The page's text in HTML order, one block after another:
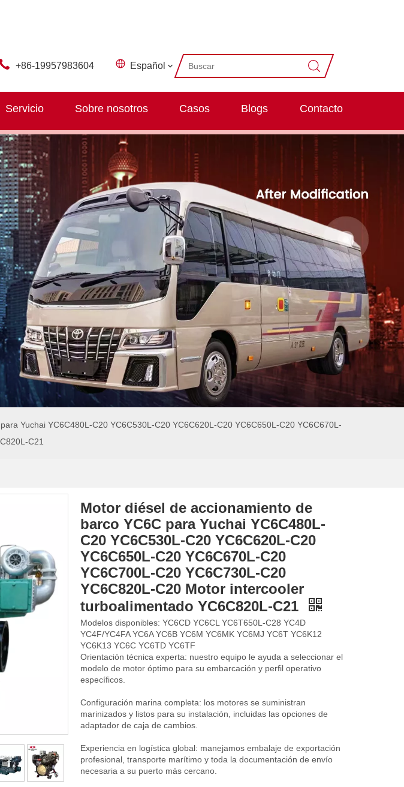
+86-19957983604 Español
Servicio Sobre nosotros Casos Blogs Contacto
Yuchai YC6C480L-C20 YC6C530L-C20 YC6C620L-C20 YC6C650L-C20 YC6C670L-
C21
Motor diésel de accionamiento de
barco YC6C para Yuchai YC6C480L-
C20 YC6C530L-C20 YC6C620L-C20
YC6C650L-C20 YC6C670L-C20
YC6C700L-C20 YC6C730L-C20
YC6C820L-C20 Motor intercooler
turboalimentado YC6C820L-C21
Modelos disponibles: YC6CD YC6CL YC6T650L-C28 YC4D
YC4F/YC4FA YC6A YC6B YC6M YC6MK YC6MJ YC6T YC6K12
YC6K13 YC6C YC6TD YC6TF
Orientación técnica experta: nuestro equipo le ayuda a seleccionar el
modelo de motor óptimo para su embarcación y perfil operativo
específicos.
Configuración marina completa: los motores se suministran
marinizados y listos para su instalación, incluidas las opciones de
adaptador de caja de cambios.
Experiencia en logística global: manejamos embalaje de exportación
profesional, transporte marítimo y toda la documentación de envío
necesaria a su puerto más cercano.